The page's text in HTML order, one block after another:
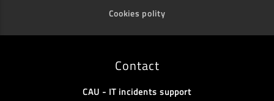
Cookies polity
Contact
CAU - IT incidents support